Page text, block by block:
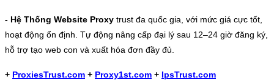
- Hệ Thống Website Proxy trust đa quốc gia, với mức giá cực tốt,
hoạt động ổn định. Tự động nâng cấp đại lý sau 12–24 giờ đăng ký,
hỗ trợ tạo web con và xuất hóa đơn đầy đủ.
+ ProxiesTrust.com + Proxy1st.com + IpsTrust.com